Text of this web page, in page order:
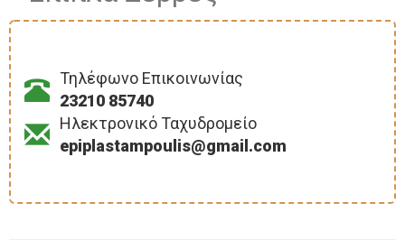
Τηλέφωνο Επικοινωνίας
23210 85740
Ηλεκτρονικό Ταχυδρομείο
epiplastampoulis@gmail.com